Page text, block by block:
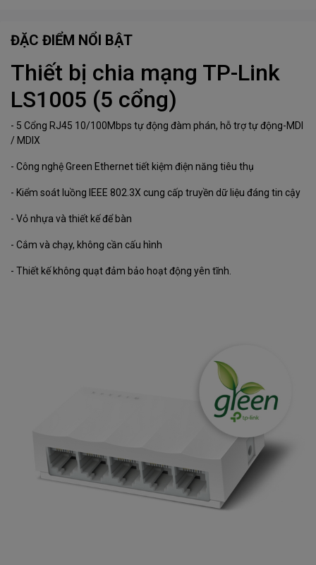
ĐẶC ĐIỂM NỔI BẬT
Thiết bị chia mạng TP-Link
LS1005 (5 cổng)
- 5 Cổng RJ45 10/100Mbps tự động đàm phán, hỗ trợ tự động-MDI
/ MDIX
- Công nghệ Green Ethernet tiết kiệm điện năng tiêu thụ
- Kiểm soát luồng IEEE 802.3X cung cấp truyền dữ liệu đáng tin cậy
- Vỏ nhựa và thiết kế để bàn
- Cắm và chạy, không cần cấu hình
- Thiết kế không quạt đảm bảo hoạt động yên tĩnh.